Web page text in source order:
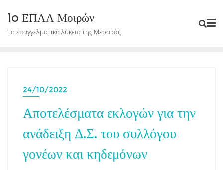
content
1o ΕΠΑΛ Μοιρών
Το επαγγελματικό λύκειο της Μεσαράς
24/10/2022
Αποτελέσματα εκλογών για την
ανάδειξη Δ.Σ. του συλλόγου
γονέων και κηδεμόνων